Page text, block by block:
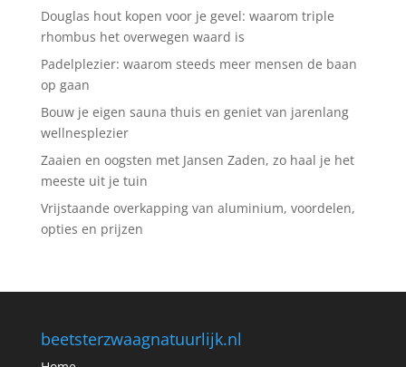
Douglas hout kopen voor je gevel: waarom triple
rhombus het overwegen waard is
Padelplezier: waarom steeds meer mensen de baan
op gaan
Bouw je eigen sauna thuis en geniet van jarenlang
wellnesplezier
Zaaien en oogsten met Jansen Zaden, zo haal je het
meeste uit je tuin
Vrijstaande overkapping van aluminium, voordelen,
opties en prijzen
beetsterzwaagnatuurlijk.nl